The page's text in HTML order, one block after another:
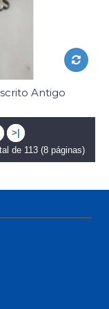
Antigo
>|
de 113 (8 páginas)